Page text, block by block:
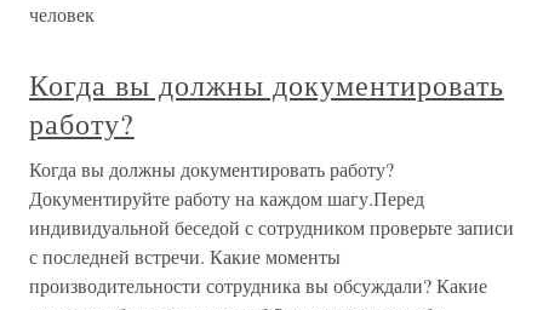
человек
Когда вы должны документировать
работу?
Когда вы должны документировать работу?
Документируйте работу на каждом шагу.Перед
индивидуальной беседой с сотрудником проверьте записи
с последней встречи. Какие моменты
производительности сотрудника вы обсуждали? Какие